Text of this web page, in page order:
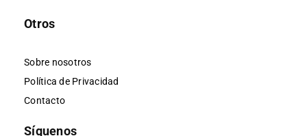
Otros
Sobre nosotros
Política de Privacidad
Contacto
Síguenos